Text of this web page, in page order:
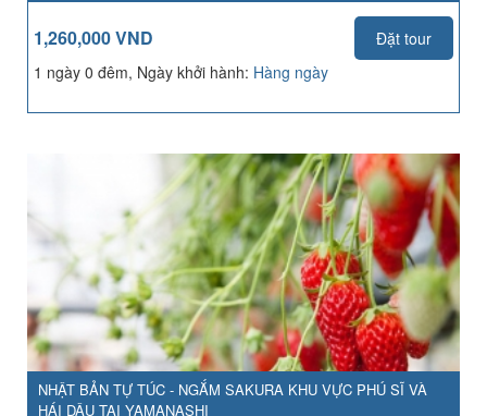
1,260,000 VND
Đặt tour
1 ngày 0 đêm, Ngày khởi hành: Hàng ngày
NHẬT BẢN TỰ TÚC - NGẮM SAKURA KHU VỰC PHÚ SĨ VÀ
HÁI DÂU TẠI YAMANASHI